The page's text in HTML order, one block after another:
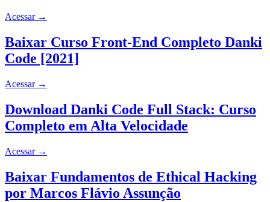
Acessar →
Baixar Curso Front-End Completo Danki
Code [2021]
Acessar →
Download Danki Code Full Stack: Curso
Completo em Alta Velocidade
Acessar →
Baixar Fundamentos de Ethical Hacking
por Marcos Flávio Assunção